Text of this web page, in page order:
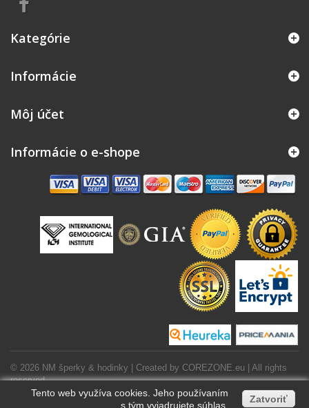
Kategórie
Informácie
© 2026 NM šperky & hodinky | Created by COREZONE.eu | All rights
reserved.
Môj účet
Informácie o e-shope
Tento web využíva cookies. Jeho používaním
s tým vyjadrujete súhlas.
Zatvoriť